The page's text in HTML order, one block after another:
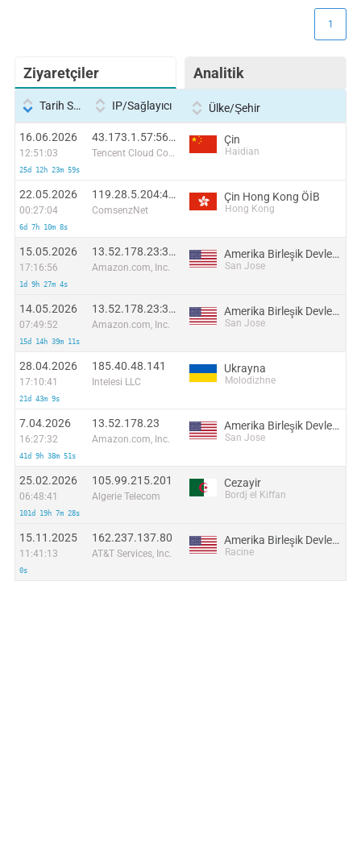
Ziyaretçiler Analitik
1
Tarih Saati IP/Sağlayıcı Ülke/Şehir
16.06.2026
12:51:03
25d 12h 23m 59s
43.173.1.57:56764
Tencent Cloud Computing (Beijing) Co
Çin
Haidian
22.05.2026
00:27:04
6d 7h 10m 8s
119.28.5.204:45631
ComsenzNet
Çin Hong Kong ÖİB
Hong Kong
15.05.2026
17:16:56
1d 9h 27m 4s
13.52.178.23:36732
Amazon.com, Inc.
Amerika Birleşik Devletleri
San Jose
14.05.2026
07:49:52
15d 14h 39m 11s
13.52.178.23:39104
Amazon.com, Inc.
Amerika Birleşik Devletleri
San Jose
28.04.2026
17:10:41
21d 43m 9s
185.40.48.141
Intelesi LLC
Ukrayna
Molodizhne
7.04.2026
16:27:32
41d 9h 38m 51s
13.52.178.23
Amazon.com, Inc.
Amerika Birleşik Devletleri
San Jose
25.02.2026
06:48:41
101d 19h 7m 28s
105.99.215.201
Algerie Telecom
Cezayir
Bordj el Kiffan
15.11.2025
11:41:13
0s
162.237.137.80
AT&T Services, Inc.
Amerika Birleşik Devletleri
Racine